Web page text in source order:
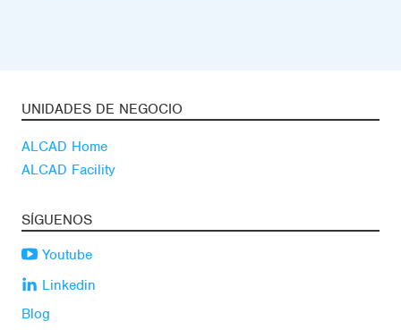
UNIDADES DE NEGOCIO
ALCAD Home
ALCAD Facility
SÍGUENOS
Youtube
Linkedin
Blog